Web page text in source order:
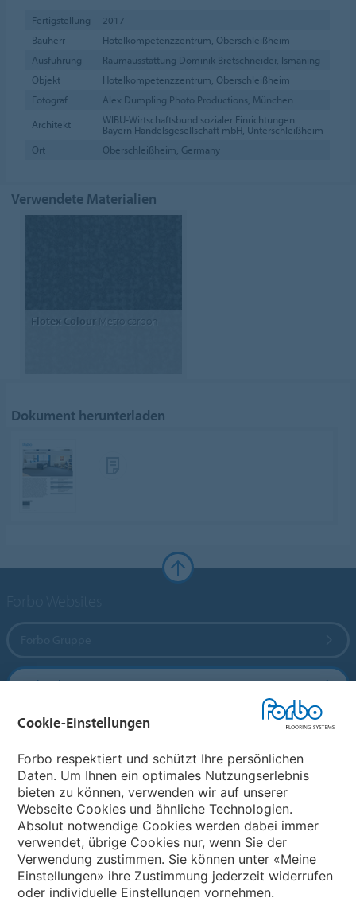
Fertigstellung
2017
Bauherr
Hotelkompetenzzentrum, Oberschleißheim
Ausführung
Raumausstattung Dominik Bretschneider, Ismaning
Objekt
Hotelkompetenzzentrum, Oberschleißheim
Fotograf
Alex Dumpling Photo Productions, München
Architekt
WIBU-Wirtschaftsbund sozialer Einrichtungen
Bayern Handelsgesellschaft mbH, Unterschleißheim
Ort
Oberschleißheim, Germany
Verwendete Materialien
Flotex ColourMetro carbon
Dokument herunterladen
Forbo Flooring Systems
Forbo Movement Systems
Land auswählen
Land auswählen
Cookie-Einstellungen
Forbo respektiert und schützt Ihre persönlichen
Daten. Um Ihnen ein optimales Nutzungserlebnis
bieten zu können, verwenden wir auf unserer
Webseite Cookies und ähnliche Technologien.
Absolut notwendige Cookies werden dabei immer
verwendet, übrige Cookies nur, wenn Sie der
Verwendung zustimmen. Sie können unter «Meine
Einstellungen» ihre Zustimmung jederzeit widerrufen
oder individuelle Einstellungen vornehmen.